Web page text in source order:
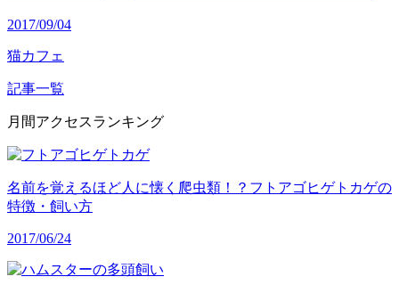
2017/09/04
猫カフェ
記事一覧
月間アクセスランキング
名前を覚えるほど人に懐く爬虫類！？フトアゴヒゲトカゲの
特徴・飼い方
2017/06/24